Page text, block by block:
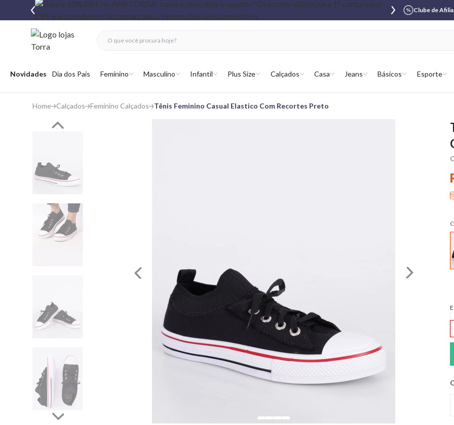
Clube de
Abrir menu
Novidades Dia dos Pais Feminino Masculino Infantil Plus Size Calçados Casa Jeans Básicos Esporte
fechar menu
fechar menu
favoritos
Home Calçados Feminino Calçados Tênis Feminino Casual Elastico Com Recortes Preto